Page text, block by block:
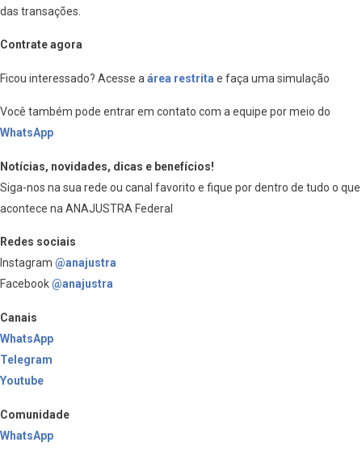
das transações.
Contrate agora
Ficou interessado? Acesse a área restrita e faça uma simulação
Você também pode entrar em contato com a equipe por meio do
WhatsApp
Notícias, novidades, dicas e benefícios!
Siga-nos na sua rede ou canal favorito e fique por dentro de tudo o que
acontece na ANAJUSTRA Federal
Redes sociais
Instagram @anajustra
Facebook@anajustra
Canais
WhatsApp
Telegram
Youtube
Comunidade
WhatsApp